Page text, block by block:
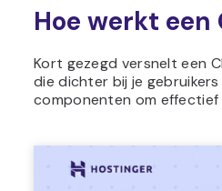
Hoe werkt een
Kort gezegd versnelt een
die dichter bij je
componenten om effectief